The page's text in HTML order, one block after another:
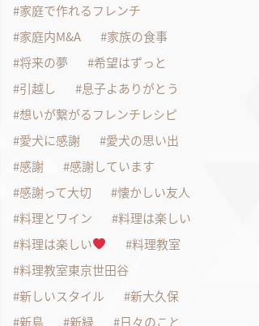
家庭で作れるフレンチ
家庭内M&A
家族の食事
将来の夢
希望はずっと
引越し
息子よありがとう
想いが繋がるフレンチレシピ
愛犬に感謝
愛犬の思い出
感謝
感謝しています
感謝って大切
懐かしい友人
料理とワイン
料理は楽しい
料理は楽しい
料理教室
料理教室東京世田谷
新しいスタイル
新大久保
新島
新緑
日々のこと